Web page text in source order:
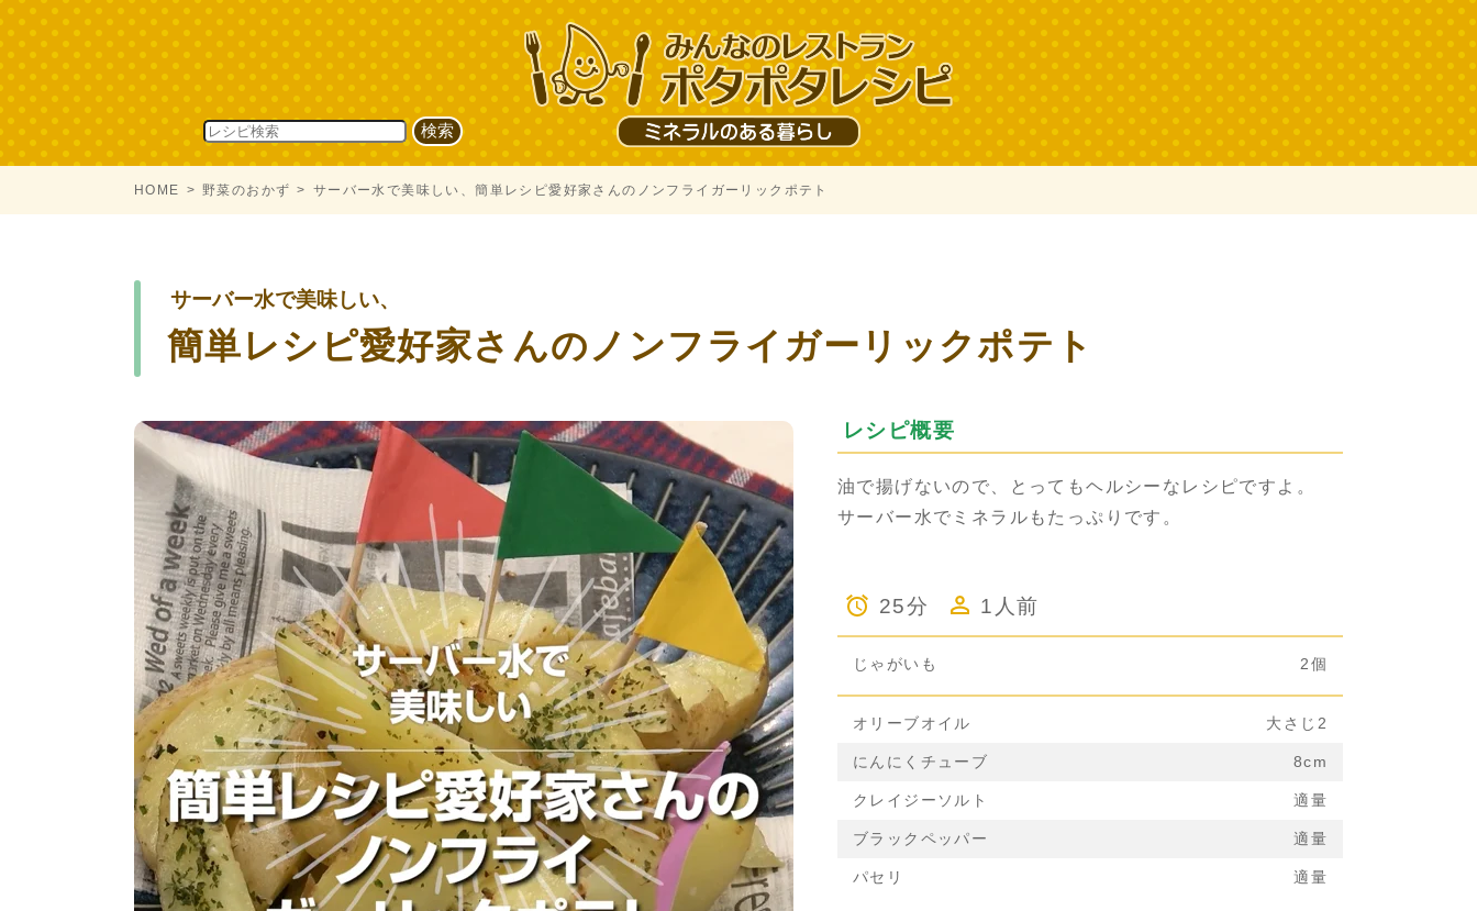
HOME 野菜のおかず サーバー水で美味しい、簡単レシピ愛好家さんのノンフライガーリックポテト
サーバー水で美味しい、
簡単レシピ愛好家さんのノンフライガーリックポテト
レシピ概要
油で揚げないので、とってもヘルシーなレシピですよ。
サーバー水でミネラルもたっぷりです。
25分 1人前
じゃがいも 2個
オリーブオイル 大さじ2
にんにくチューブ 8cm
クレイジーソルト 適量
ブラックペッパー 適量
パセリ 適量